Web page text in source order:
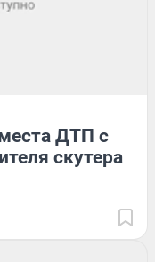
ДТП с
скутера